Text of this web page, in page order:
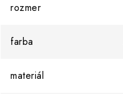
rozmer
farba
materiál